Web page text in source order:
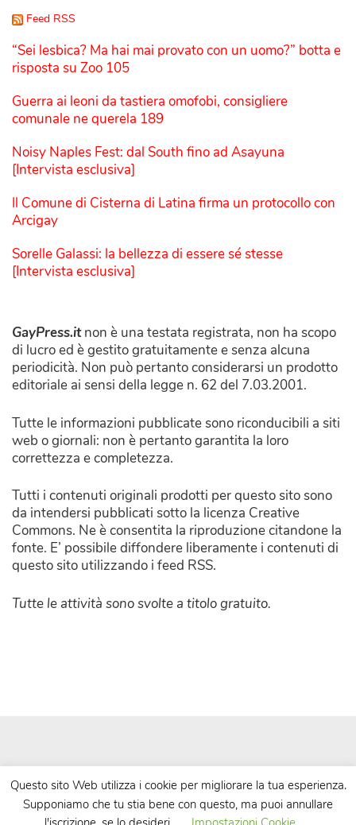
Feed RSS
“Sei lesbica? Ma hai mai provato con un uomo?” botta e
risposta su Zoo 105
Guerra ai leoni da tastiera omofobi, consigliere
comunale ne querela 189
Noisy Naples Fest: dal South fino ad Asayuna
[Intervista esclusiva]
Il Comune di Cisterna di Latina firma un protocollo con
Arcigay
Sorelle Galassi: la bellezza di essere sé stesse
[Intervista esclusiva]
GayPress.itnon è una testata registrata, non ha scopo
di lucro ed è gestito gratuitamente e senza alcuna
periodicità. Non può pertanto considerarsi un prodotto
editoriale ai sensi della legge n. 62 del 7.03.2001.
Tutte le informazioni pubblicate sono riconducibili a siti
web o giornali: non è pertanto garantita la loro
correttezza e completezza.
Tutti i contenuti originali prodotti per questo sito sono
da intendersi pubblicati sotto la licenza Creative
Commons. Ne è consentita la riproduzione citandone la
fonte. E’ possibile diffondere liberamente i contenuti di
questo sito utilizzando i feed RSS.
Tutte le attività sono svolte a titolo gratuito.
| Powered byWordPress| Theme byTheBootstrapThemes
Questo sito Web utilizza i cookie per migliorare la tua esperienza.
Supponiamo che tu stia bene con questo, ma puoi annullare